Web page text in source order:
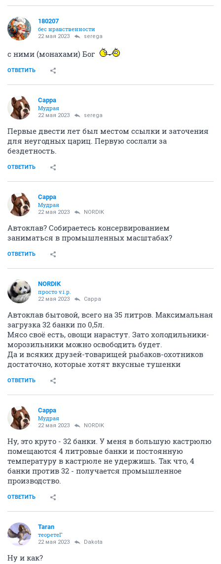
180207
бес нравственности
22 мая 2023 serega
с ними (монахами) Бог
ОТВЕТИТЬ
Сарра
Мудрая
22 мая 2023 serega
Первые двести лет был местом ссылки и заточения
для неугодных цариц. Первую сослали за
бездетность.
ОТВЕТИТЬ
Сарра
Мудрая
22 мая 2023 NORDIK
Автоклав? Собираетесь консервированием
заниматься в промышленных масштабах?
ОТВЕТИТЬ
NORDIK
просто v.i.p.
22 мая 2023 Сарра
Автоклав бытовой, всего на 35 литров. Максимальная
загрузка 32 банки по 0,5л.
Мясо своё есть, овощи нарастут. Зато холодильники-
морозильники можно освободить будет.
Да и всяких друзей-товарищей рыбаков-охотников
достаточно, которые хотят вкусные тушенки
ОТВЕТИТЬ
Сарра
Мудрая
22 мая 2023 NORDIK
Ну, это круто - 32 банки. У меня в большую кастрюлю
помещаются 4 литровые банки и постоянную
температуру в кастрюле не удержишь. Так что, 4
банки против 32 - получается промышленное
производство.
ОТВЕТИТЬ
Taran
теоретеГ
22 мая 2023 Dаkota
Ну и как?